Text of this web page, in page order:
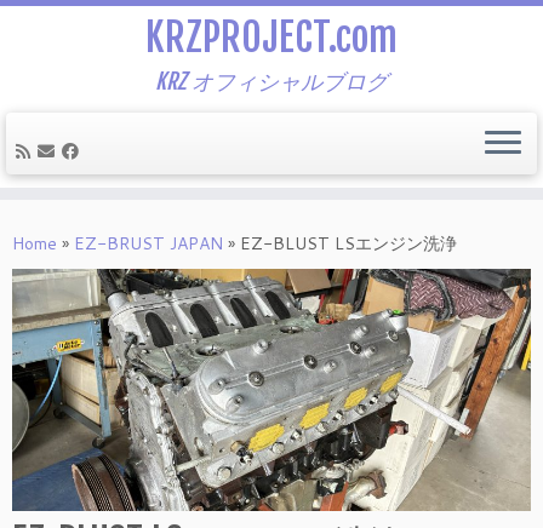
to
content
KRZPROJECT.com
KRZ オフィシャルブログ
Home » EZ-BRUST JAPAN » EZ-BLUST LSエンジン洗浄